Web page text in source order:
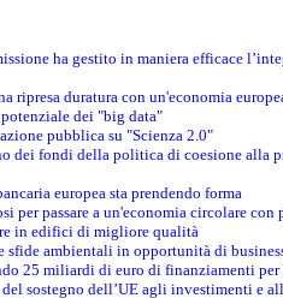
ha gestito in maniera efficace
ripresa duratura con un'economia
dei "big data"
pubblica su "Scienza 2.0"
dei fondi della politica di coesione alla
europea sta prendendo forma
passare a un'economia circolare con
in edifici di migliore qualità
sfide ambientali in opportunità di
25 miliardi di euro di finanziamenti per
sostegno dell’UE agli investimenti e